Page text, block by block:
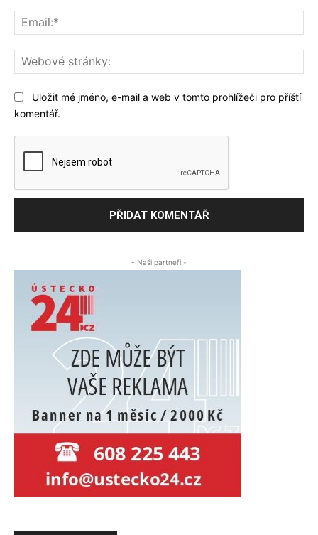
Uložit mé jméno, e-mail a web v tomto prohlížeči pro příští
komentář.
- Naši partneři -